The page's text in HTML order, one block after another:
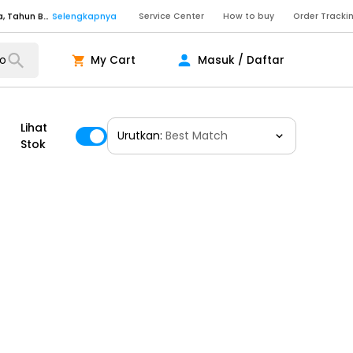
Senin - Sabtu (09:00-20:00), Minggu/Libur Nasional (10:00-18:00), Tutup pada Idul Fitri, Idul Adha, Tahun Baru Selengkapnya
Service Center How to buy Order
My Cart Masuk / Daftar
Lihat
Stok
Urutkan:Best Match